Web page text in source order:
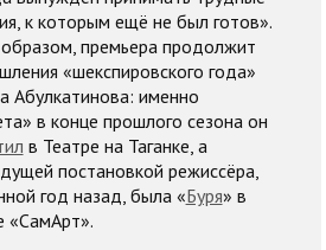
к которым ещё не был готов».
премьера продолжит
«шекспировского года»
Абулкатинова: именно
в конце прошлого сезона он
в Театре на Таганке, а
постановкой режиссёра,
год назад, была «Буря» в
«СамАрт».